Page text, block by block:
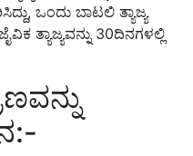
ಒಂದು ಬಾಟಲಿ ತ್ಯಾಜ್ಯ
ತ್ಯಾಜ್ಯವನ್ನು 30ದಿನಗಳಲ್ಲಿ